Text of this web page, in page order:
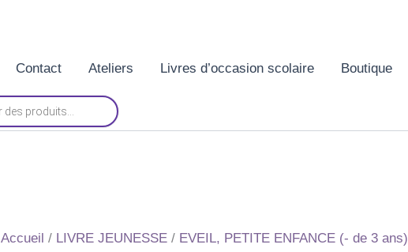
Contact Ateliers Livres d’occasion scolaire Boutique
Accueil / LIVRE JEUNESSE / EVEIL, PETITE ENFANCE (- de 3 ans)